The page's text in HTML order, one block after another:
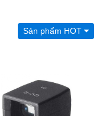
Sản phẩm HOT